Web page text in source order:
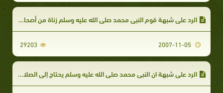
الرد علي شبهة قوم النبى محمد صلى الله عليه وسلم زناة من أصحاب الجحيم !
29203
الرد علي شبهة ان النبي محمد صلى الله عليه وسلم يحتاج إلى الصلاة عليه